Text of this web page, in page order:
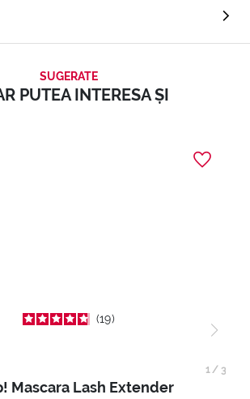
SUGERATE
PUTEA INTERESA ȘI
19
Mascara Lash Extender
1/ 3